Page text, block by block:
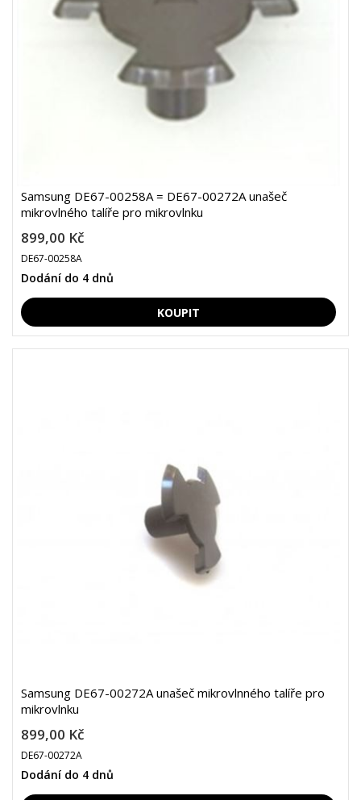
Samsung DE67-00258A = DE67-00272A unašeč
mikrovlného talíře pro mikrovlnku
899,00 Kč
DE67-00258A
Dodání do 4 dnů
Samsung DE67-00272A unašeč mikrovlnného talíře pro
mikrovlnku
899,00 Kč
DE67-00272A
Dodání do 4 dnů